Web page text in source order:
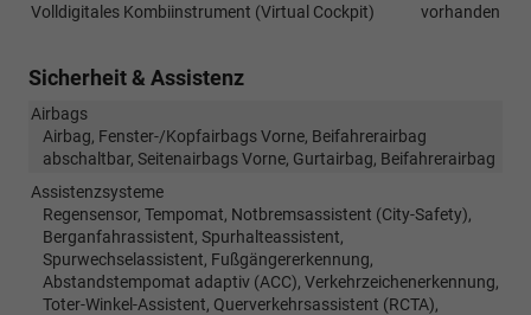
Volldigitales Kombiinstrument (Virtual Cockpit)
vorhanden
Sicherheit & Assistenz
Airbags
Airbag, Fenster-/Kopfairbags Vorne, Beifahrerairbag
abschaltbar, Seitenairbags Vorne, Gurtairbag, Beifahrerairbag
Assistenzsysteme
Regensensor, Tempomat, Notbremsassistent (City-Safety),
Berganfahrassistent, Spurhalteassistent,
Spurwechselassistent, Fußgängererkennung,
Abstandstempomat adaptiv (ACC), Verkehrzeichenerkennung,
Toter-Winkel-Assistent, Querverkehrsassistent (RCTA),